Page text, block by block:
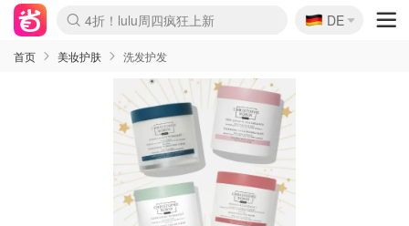
Boticinal 夏促开抢！
4折！lulu周四疯狂上新
还没结束！&OtherStories大促
Joybuy变相75折 随时失效
速领！Stanley独家85折
疑似霸哥！Camper额外叠85折
Zalando 奥莱闪促！每日更新
Moncler反季囤！5折起+叠9折
Coach Brooklyn仅€192
🇩🇪
DE
首页 美妆护肤 洗发护发